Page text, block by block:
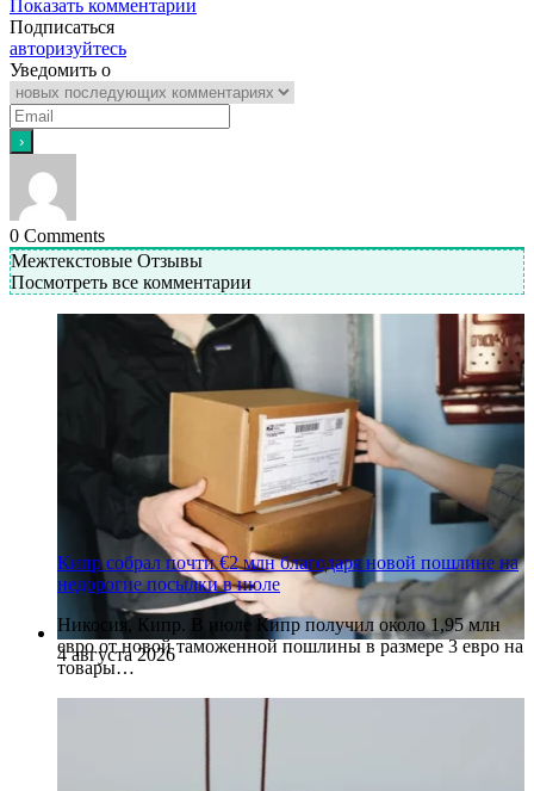
Показать комментарии
Подписаться
авторизуйтесь
Уведомить о
0 Comments
Межтекстовые Отзывы
Посмотреть все комментарии
4 августа 2026
Кипр собрал почти €2 млн благодаря новой пошлине на
недорогие посылки в июле
Никосия, Кипр. В июле Кипр получил около 1,95 млн
евро от новой таможенной пошлины в размере 3 евро на
товары…